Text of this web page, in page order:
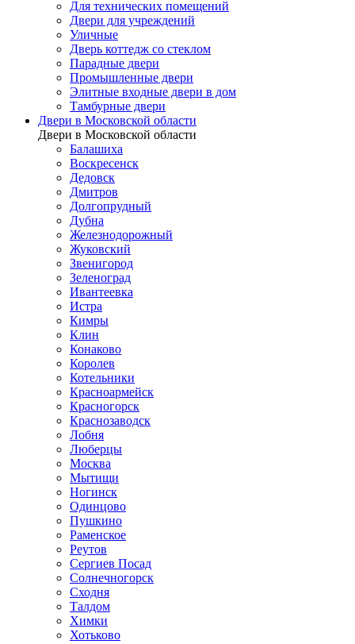
Для технических помещений
Двери для учреждений
Уличные
Дверь коттедж со стеклом
Парадные двери
Промышленные двери
Элитные входные двери в дом
Тамбурные двери
Двери в Московской области
Двери в Московской области
Балашиха
Воскресенск
Дедовск
Дмитров
Долгопрудный
Дубна
Железнодорожный
Жуковский
Звенигород
Зеленоград
Ивантеевка
Истра
Кимры
Клин
Конаково
Королев
Котельники
Красноармейск
Красногорск
Краснозаводск
Лобня
Люберцы
Москва
Мытищи
Ногинск
Одинцово
Пушкино
Раменское
Реутов
Сергиев Посад
Солнечногорск
Сходня
Талдом
Химки
Хотьково